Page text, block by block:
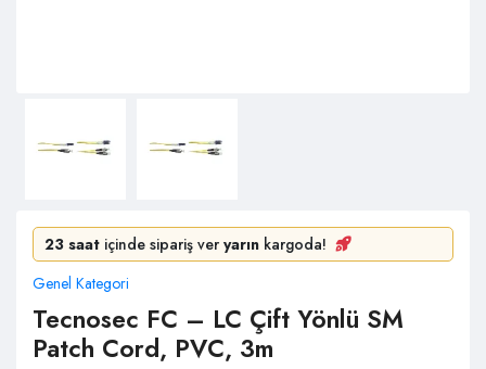
23 saat içinde sipariş ver yarın kargoda!
Genel Kategori
Tecnosec FC – LC Çift Yönlü SM
Patch Cord, PVC, 3m